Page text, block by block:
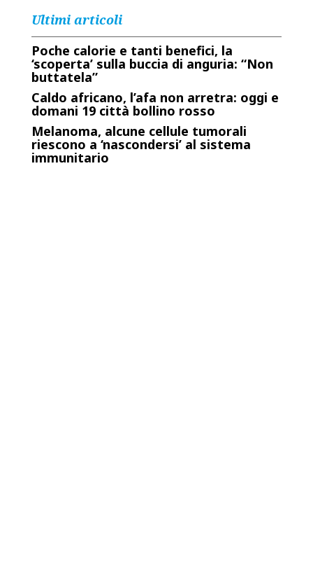
Ultimi articoli
Poche calorie e tanti benefici, la
‘scoperta’ sulla buccia di anguria: “Non
buttatela”
Caldo africano, l’afa non arretra: oggi e
domani 19 città bollino rosso
Melanoma, alcune cellule tumorali
riescono a ‘nascondersi’ al sistema
immunitario